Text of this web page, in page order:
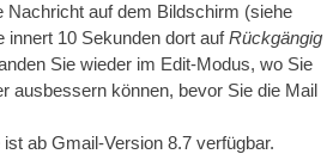
Nachricht auf dem Bildschirm (siehe
innert 10 Sekunden dort aufRückgängig
Sie wieder im Edit-Modus, wo Sie
ausbessern können, bevor Sie die Mail
ab Gmail-Version 8.7 verfügbar.